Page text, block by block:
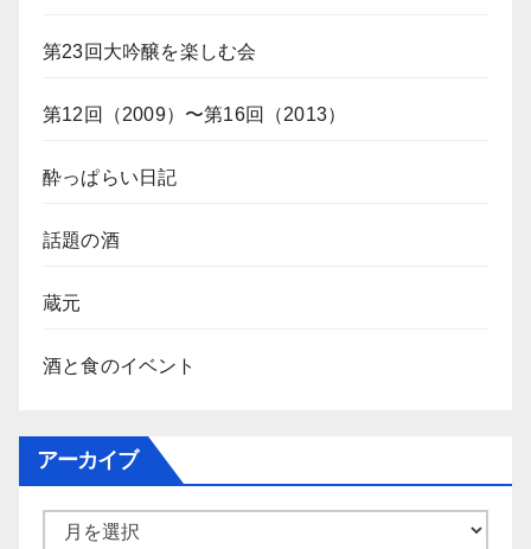
第23回大吟醸を楽しむ会
第12回（2009）〜第16回（2013）
酔っぱらい日記
話題の酒
蔵元
酒と食のイベント
アーカイブ